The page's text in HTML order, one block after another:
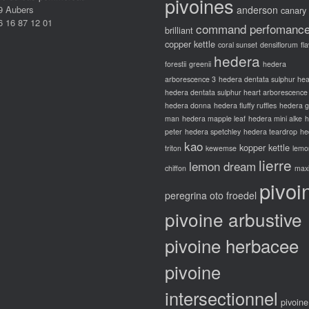
produit
produit
Aubers
16 87 12 01
pivoines anderson canary
brilliant command
copper kettle coral sunset densiflorum
forestii greenii hedera hedera
arborescence 3 hedera dentata sulphur
hedera dentata sulphur heart arborescence
hedera donna hedera fluffy ruffles hedera
man hedera mapple leaf hedera mini alke
peter hedera spetchley hedera teardrop
triton kao kewemse kopper kettle
chiffon lemon dream lierre
peregrina oto froedel
pivoine arbustive
pivoine herbacee
pivoine
intersectionnel pivoine